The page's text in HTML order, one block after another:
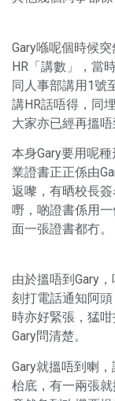
Gary喺呢個時候
HR「講數」，當
同人事部講用1號
講HR話唔得，同
大家亦已經再搵唔
本身Gary要用呢
業證書正正係由
返嚟，有晒校長
嘢，啲證書係用
面一張證書都冇。
由於搵唔到Gary
刻打電話通知阿
時亦好緊張，猛
Gary問清楚。
Gary就搵唔到喇
枱底，有一兩張